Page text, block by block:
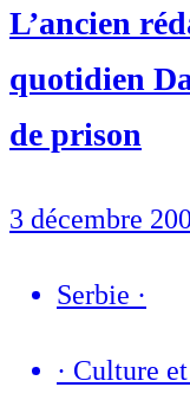
L’ancien
quotidien
de prison
3 décembre
Serbie ·
· Culture